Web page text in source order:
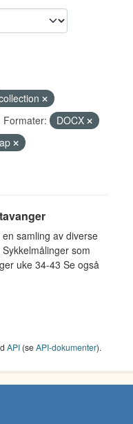
Formater:
DOCX
samling av diverse
som
uke 34-43 Se også
API (seAPI-dokumenter).